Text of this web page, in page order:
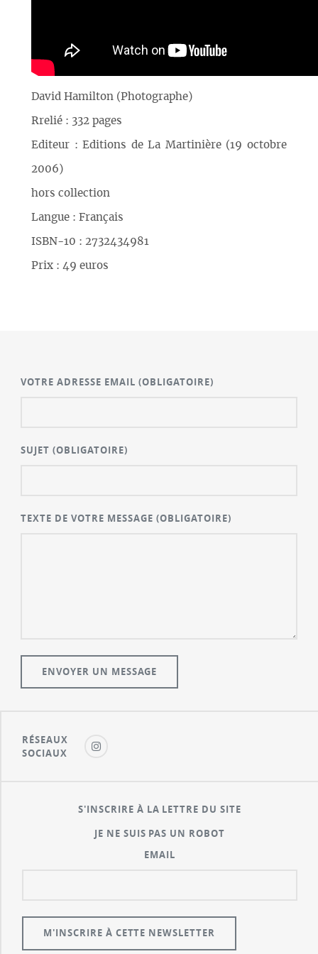
David Hamilton (Photographe)
Rrelié : 332 pages
Editeur : Editions de La Martinière (19 octobre
2006)
hors collection
Langue : Français
ISBN-10 : 2732434981
Prix : 49 euros
VOTRE ADRESSE EMAIL(OBLIGATOIRE)
SUJET(OBLIGATOIRE)
TEXTE DE VOTRE MESSAGE(OBLIGATOIRE)
RÉSEAUX
SOCIAUX
S'INSCRIRE À LA LETTRE DU SITE
JE NE SUIS PAS UN ROBOT
EMAIL